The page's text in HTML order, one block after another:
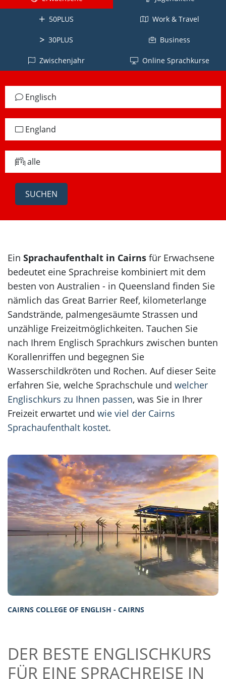
50PLUS Work & Travel
30PLUS Business
Zwischenjahr Online Sprachkurse
Englisch
England
alle
Ein Sprachaufenthalt in Cairns für Erwachsene
bedeutet eine Sprachreise kombiniert mit dem
besten von Australien - in Queensland finden Sie
nämlich das Great Barrier Reef, kilometerlange
Sandstrände, palmengesäumte Strassen und
unzählige Freizeitmöglichkeiten. Tauchen Sie
nach Ihrem Englisch Sprachkurs zwischen bunten
Korallenriffen und begegnen Sie
Wasserschildkröten und Rochen. Auf dieser Seite
erfahren Sie, welche Sprachschule und welcher
Englischkurs zu Ihnen passen, was Sie in Ihrer
Freizeit erwartet und wie viel der Cairns
Sprachaufenthalt kostet.
CAIRNS COLLEGE OF ENGLISH - CAIRNS
DER BESTE ENGLISCHKURS
FÜR EINE SPRACHREISE IN
Kanada
Neuseeland
Südafrika
Irland
Schottland
Jamaika
alle
Länder
La
Arabisch
Jordanien
Türkei
Republik
Brasilien
Deutsch
Deutschland
Japanisch
Japan
Vietnam
Lettland